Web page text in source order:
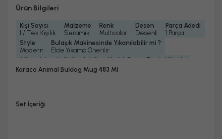
Ürün Bilgileri
Kişi Sayısı
1 / Tek Kişilik
Malzeme
Seramik
Renk
Multicolor
Desen
Desenli
Parça Adedi
1 Parça
Style
Modern
Bulaşık Makinesinde Yıkanılabilir mi ?
Elde Yıkama Önerilir
Mikrodalgada Kullanılabilir
Hayır
Yedek Parça Temini Yapılır
Hayır
Karaca Animal Buldog Mug 483 Ml
Set İçeriği